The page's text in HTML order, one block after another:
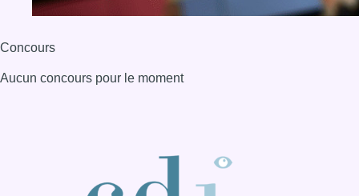
Concours
Aucun concours pour le moment